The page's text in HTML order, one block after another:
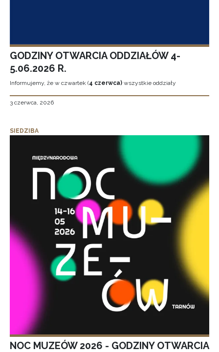
GODZINY OTWARCIA ODDZIAŁÓW 4-
5.06.2026 R.
Informujemy, że w czwartek (4 czerwca) wszystkie oddziały
3 czerwca, 2026
SIEDZIBA
NOC MUZEÓW 2026 - GODZINY OTWARCIA